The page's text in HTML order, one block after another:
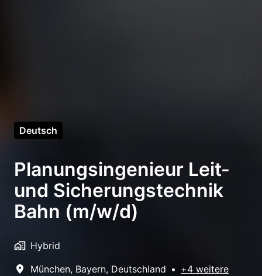
Deutsch
Planungsingenieur Leit-
und Sicherungstechnik
Bahn (m/w/d)
Hybrid
München, Bayern, Deutschland • +4 weitere